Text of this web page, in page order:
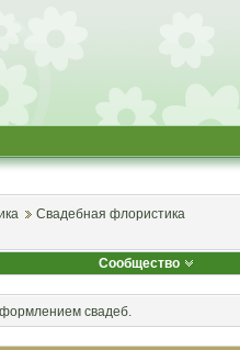
Свадебная флористика
Сообщество
свадеб.